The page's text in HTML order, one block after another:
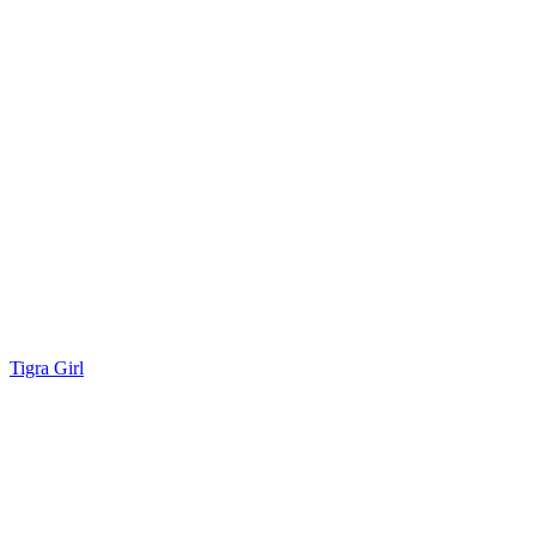
Tigra Girl